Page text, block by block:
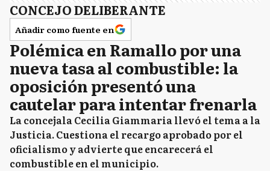
CONCEJO DELIBERANTE
Añadir como fuente en
Polémica en Ramallo por una
nueva tasa al combustible: la
oposición presentó una
cautelar para intentar frenarla
La concejala Cecilia Giammaria llevó el tema a la
Justicia. Cuestiona el recargo aprobado por el
oficialismo y advierte que encarecerá el
combustible en el municipio.